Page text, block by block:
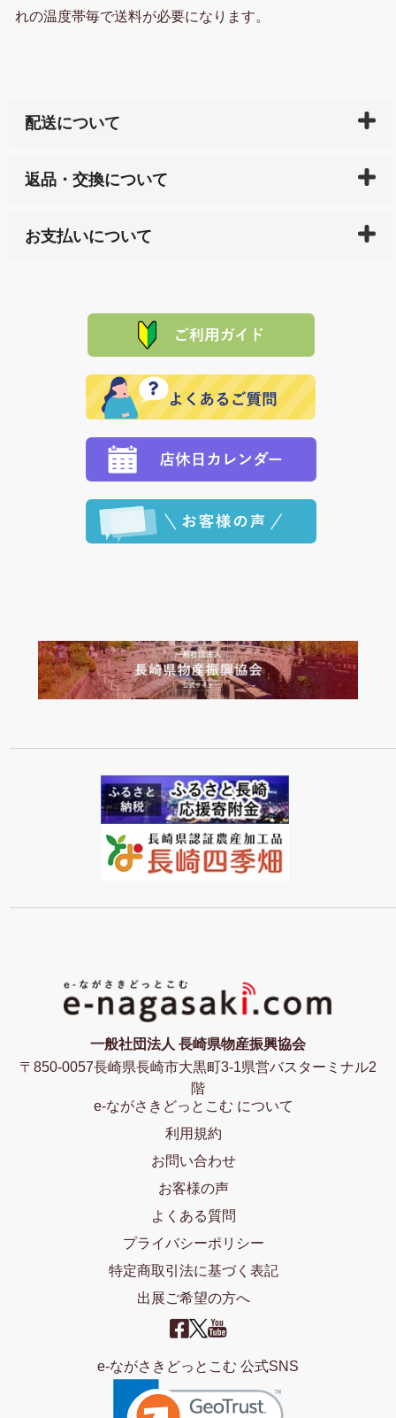
れの温度帯毎で送料が必要になります。
配送について
天ペイ」の方はご注文受付後）、 長崎県下全域に点在
サイト内で購入された商品の送料は、こちらの
全国送
れの生産メーカーからお客様の元へ直送いたしますの
で、 それぞれ個別に送料が必要になります。
返品・交換について
または配送途中の 事故などで不都合が生じている場合
品代金を返金いたします。）
その際は誠に申し訳ありませんが、当協会までご注文
願いいたします。
お支払いについて
た場合、お客様からの ご入金を確認した後で、商品を
※「クレジットカード」「PayPay」「楽天ペイ」を指
定された場合は、準備出来次第の便にてお送りいたし
ます。 （到着日指定をされている場合は、ご指定の日
程に合わせてお届けいたします。）
一般社団法人 長崎県物産振興協会
〒850-0057長崎県長崎市大黒町3-1県営バスターミナル2
階
e-ながさきどっとこむ について
利用規約
お問い合わせ
お客様の声
よくある質問
プライバシーポリシー
特定商取引法に基づく表記
出展ご希望の方へ
e-ながさきどっとこむ 公式SNS